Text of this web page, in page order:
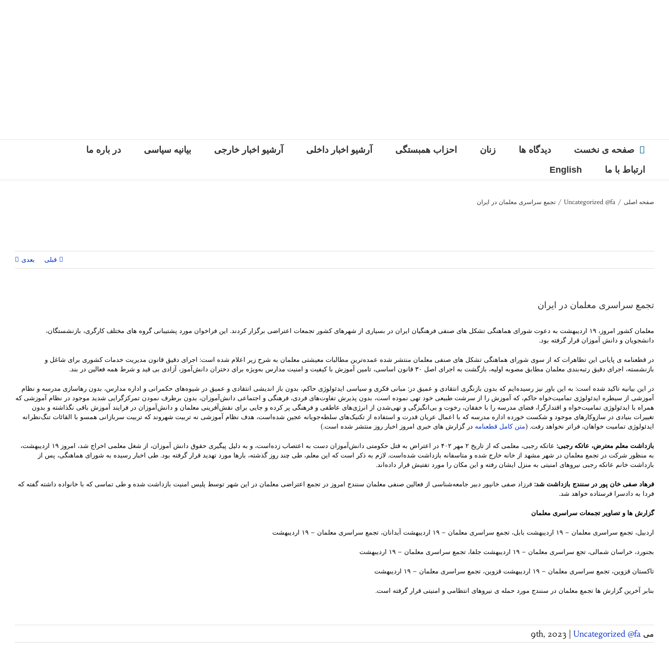
صفحه ی نخست دیدگاه ها زنان احزاب همبستگی آرشیو اخبار داخلی آرشیو اخبار خارجی بیانیه سیاسی
در باره ما
ارتباط با ما
English
صفحه اصلی /
Uncategorized @fa
/ تجمع سراسری معلمان در ایران
قبلی بعدی
تجمع سراسری معلمان در ایران
معلمان کشور امروز، ۱۹ اردیبهشت به دعوت شورای هماهنگی تشکل های صنفی فرهنگیان ایران در بسیاری از شهرهای کشور تجمعات اعتراضی برگزار کردند. این فراخوان مورد پشتیبانی گروه های مختلف کارگری، بازنشستگان،
دانشجویان و دانش آموزان قرار گرفته بود.
در قطعنامه ی پایانی این تظاهرات که از سوی شورای هماهنگی تشکل های صنفی معلمان منتشر شده عمده‌ترین مطالبات معیشتی معلمان به شرح زیر اعلام شده است: اجرای دقیق قانون مدیریت خدمات کشوری برای شاغل و
بازنشسته، اجرای دقیق رتبه‌بندی معلمان مطابق مصوبه اولیه، بازگشت به اجرای اصل ۳۰ قانون اساسی، تامین آموزش با کیفیت و امنیت مدارس به‌ویژه برای دختران دانش‌آموز، آزادی بی قید و شرط همه فعالین در بند.
در این بیانیه تاکید شده است: به این باور نیز رسیده‌ایم که بدون بازنگری انتقادی و عمیق در: مبانی فکری‌ و سیاسی ایدئولوژی حاکم، بدون باز اندیشی انتقادی و عمیق در شیوه‌های حکمرانی و اداره مدارس، بدون رهاسازی مدرسه و نظام
آموزشی از سیطره ایدئولوژی تمامیت‌خواه حاکم، که آموزش را از سرشت طبیعی خود تهی نموده است، بدون پذیرش تفاوت‌های فردی، فرهنگی و اجتماعی دانش‌آموزان، بدون برطرف نمودن تمرکزگرایی شدید موجود در نظام آموزشی که
همراه با ایدئولوژی تمامیت‌خواه و اقتدارگرا، فضای مدرسه را با خفقان، رخوت و بی‌انگیزگی و تهی‌شدن از انرژی‌های عاطفی و فرهنگی پر کرده و جایی برای نقش‌آفرینی معلمان و دانش‌آموزان در فرایند آموزش باقی نگذاشته و بدون
تغییرات بنیادی در سازوکارهای موجود و شکست خورده اداره مدرسه که با اعمال عریان قدرت و استفاده از تکنیک‌های سلطه‌جویانه عجین شده‌است، هدف نظام آموزشی نه تربیت شهروند که تربیت سربازانی همسو با القائات تنگ‌نظرانه
ایدئولوژی تمامیت خواهان، فراتر نخواهد رفت. (متن کامل قطعنامه در گزارش های خبری امروز اخبار روز منتشر شده است.)
بازداشت معلم معترض، عاتکه رجبی:
عاتکه رجبی، معلمی که از تاریخ ۲ مهر ۴۰۲ در اعتراض به قتل حکومتی دانش‌آموزان دست به اعتصاب زده‌است، و به دلیل پیگیری حقوق دانش آموزان، از شغل معلمی اخراج شد، امروز ۱۹ اردیبهشت،
به منظور شرکت در تجمع معلمان در شهر مشهد از خانه خارج شده و متاسفانه بازداشت شده‌است. لازم به ذکر است که این معلم، طی چند روز گذشته، بارها مورد تهدید قرار گرفته بود. طی اخبار رسیده به شورای هماهنگی، پس از
بازداشت خانم عاتکه رجبی نیروهای امنیتی به منزل ایشان رفته‌ و این مکان را مورد تفتیش قرار داده‌اند.
فرهاد صفی خان پور در سنندج بازداشت شد: فرزاد صفی خانپور دبیر جامعەشناسی از فعالین صنفی معلمان سنندج امروز در تجمع اعتراضی معلمان در این شهر توسط پلیس امنیت بازداشت شدە و طی تماسی کە با خانوادە داشتە گفته کە
فردا بە دادسرا فرستاده خواهد شد.
گزارش ها و تصاویر تجمعات سراسری معلمان
اردبیل، تجمع سراسری معلمان – ۱۹ اردیبهشت بابل، تجمع سراسری معلمان – ۱۹ اردیبهشت آبدانان، تجمع سراسری معلمان – ۱۹ اردیبهشت
بجنورد، خراسان شمالی، تجع سراسری معلمان – ۱۹ اردیبهشت جلفا، تجمع سراسری معلمان – ۱۹ اردیبهشت
تاکستان قزوین، تجمع سراسری معلمان – ۱۹ اردیبهشت قزوین، تجمع سراسری معلمان – ۱۹ اردیبهشت
بنابر آخرین گزارش ها تجمع معلمان در سنندج مورد حمله ی نیروهای انتظامی و امنیتی قرار گرفته است.
می 9th, 2023 Uncategorized @fa